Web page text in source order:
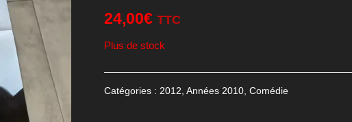
24,00€ TTC
Plus de stock
Catégories : 2012 Années 2010 Comédie